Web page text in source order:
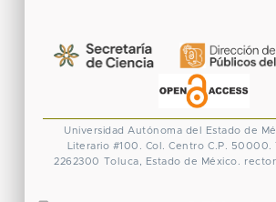
Universidad Autónoma del Estado de
Literario #100. Col. Centro C.P. 50000.
2262300 Toluca, Estado de México.